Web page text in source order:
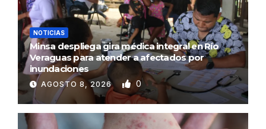
NOTICIAS
Minsa despliega gira médica integral en Río
Veraguas para atender a afectados por
inundaciones
AGOSTO 8, 2026 0